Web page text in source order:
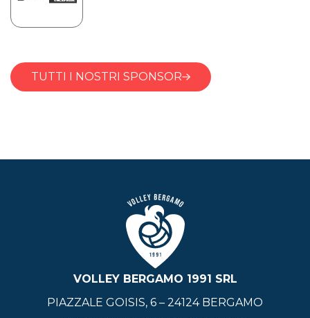
TUTTI I NOSTRI SPONSOR
VOLLEY BERGAMO 1991 SRL
PIAZZALE GOISIS, 6 – 24124 BERGAMO